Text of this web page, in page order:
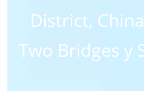
District,
Two Bridges y